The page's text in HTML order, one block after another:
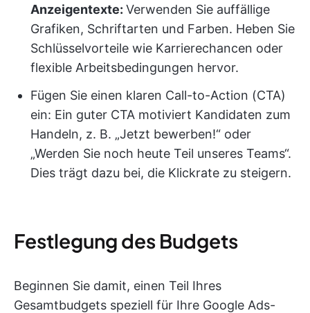
Anzeigentexte: Verwenden Sie auffällige
Grafiken, Schriftarten und Farben. Heben Sie
Schlüsselvorteile wie Karrierechancen oder
flexible Arbeitsbedingungen hervor.
Fügen Sie einen klaren Call-to-Action (CTA)
ein: Ein guter CTA motiviert Kandidaten zum
Handeln, z. B. „Jetzt bewerben!“ oder
„Werden Sie noch heute Teil unseres Teams“.
Dies trägt dazu bei, die Klickrate zu steigern.
Festlegung des Budgets
Beginnen Sie damit, einen Teil Ihres
Gesamtbudgets speziell für Ihre Google Ads-